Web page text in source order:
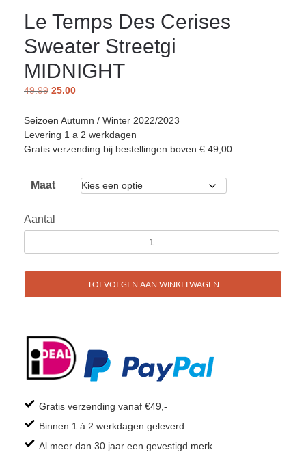
Le Temps Des Cerises
Sweater Streetgi
MIDNIGHT
49.99 25.00
Seizoen Autumn / Winter 2022/2023
Levering 1 a 2 werkdagen
Gratis verzending bij bestellingen boven € 49,00
Maat
Aantal
TOEVOEGEN AAN WINKELWAGEN
Gratis verzending vanaf €49,-
Binnen 1 á 2 werkdagen geleverd
Al meer dan 30 jaar een gevestigd merk